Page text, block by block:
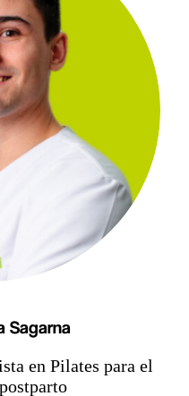
Sagarna
en Pilates para el